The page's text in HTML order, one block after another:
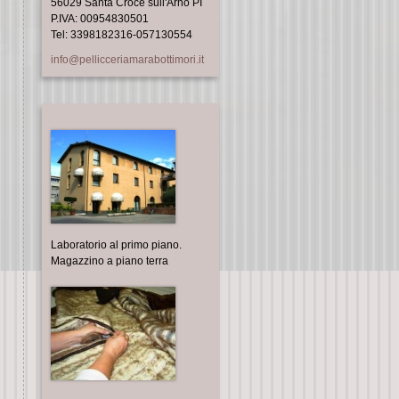
56029 Santa Croce sull'Arno PI
P.IVA: 00954830501
Tel: 3398182316-057130554
info@pellicceriamarabottimori.it
Laboratorio al primo piano.
Magazzino a piano terra